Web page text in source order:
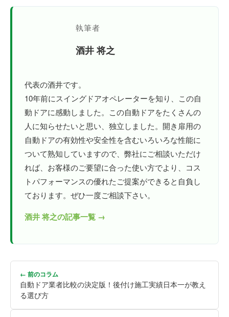
執筆者
酒井 将之
代表の酒井です。
10年前にスイングドアオペレーターを知り、この自
動ドアに感動しました。この自動ドアをたくさんの
人に知らせたいと思い、独立しました。開き扉用の
自動ドアの有効性や安全性を含むいろいろな性能に
ついて熟知していますので、弊社にご相談いただけ
れば、お客様のご要望に合った使い方でより、コス
トパフォーマンスの優れたご提案ができると自負し
ております。ぜひ一度ご相談下さい。
酒井 将之の記事一覧 →
← 前のコラム
自動ドア業者比較の決定版！後付け施工実績日本一が教え
る選び方